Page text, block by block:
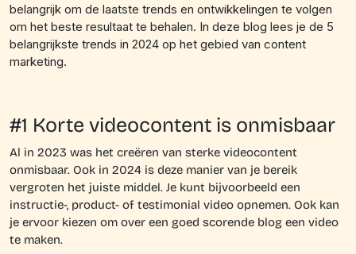
belangrijk om de laatste trends en ontwikkelingen te volgen
om het beste resultaat te behalen. In deze blog lees je de 5
belangrijkste trends in 2024 op het gebied van content
marketing.
#1 Korte videocontent is onmisbaar
Al in 2023 was het creëren van sterke videocontent
onmisbaar. Ook in 2024 is deze manier van je bereik
vergroten het juiste middel. Je kunt bijvoorbeeld een
instructie-, product- of testimonial video opnemen. Ook kan
je ervoor kiezen om over een goed scorende blog een video
te maken.